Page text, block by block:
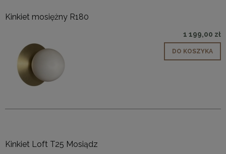
Kinkiet mosiężny R180
1 199,00 zł
DO KOSZYKA
Kinkiet Loft T25 Mosiądz